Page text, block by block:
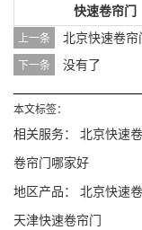
快速卷帘门
上一条 北京快速卷帘
下一条 没有了
本文标签：
相关服务： 北京快速
卷帘门哪家好
地区产品： 北京快速
天津快速卷帘门